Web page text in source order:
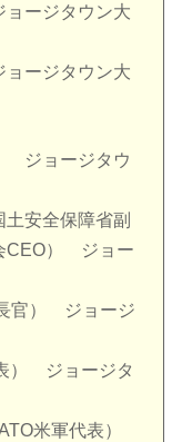
ージタウン大
ョージタウン大
ジョージタウ
安全保障省副
CEO） ジョー
官） ジョージ
） ジョージタ
米軍代表）